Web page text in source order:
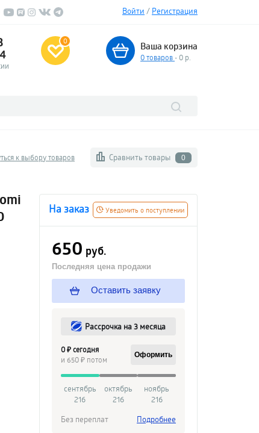
Войти / Регистрация
0 Ваша корзина
0товаров - 0 р.
к выбору товаров Сравнить товары 0
Уведомить о поступлении
На заказ
650 руб.
Последняя цена продажи
Оставить заявку
Рассрочка на 3 месяца
0 ₽ сегодня
и 650 ₽ потом
Оформить
сентябрь
216
октябрь
216
ноябрь
216
Без переплат
Подробнее